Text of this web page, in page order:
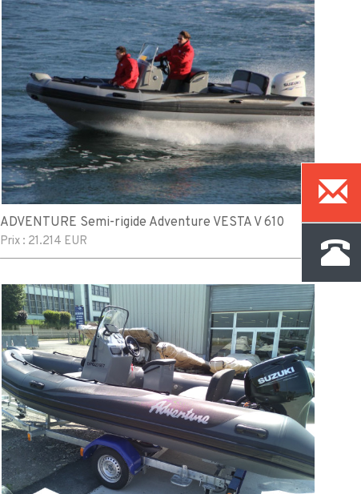
ADVENTURE Semi-rigide Adventure VESTA V 610
Prix : 21.214 EUR